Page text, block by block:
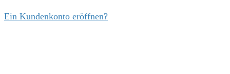
Ein Kundenkonto eröffnen?